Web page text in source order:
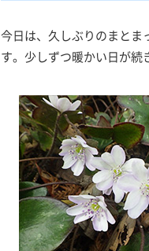
今日は、久しぶりのまとま
す。少しずつ暖かい日が